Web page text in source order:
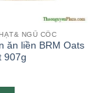
NGŨ CỐC
ăn liền BRM Oats
907g